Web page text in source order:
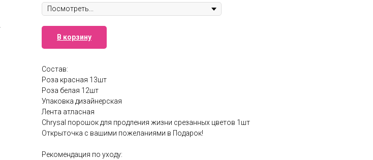
В корзину
Состав:
Роза красная 13шт
Роза белая 12шт
Упаковка дизайнерская
Лента атласная
Chrysal порошок для продления жизни срезанных цветов 1шт
Открыточка с вашими пожеланиями в Подарок!
Рекомендация по уходу: